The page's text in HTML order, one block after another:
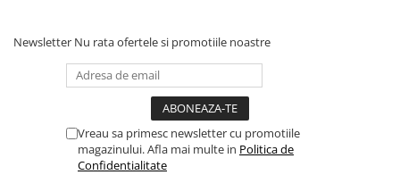
Newsletter Nu rata ofertele si promotiile noastre
Vreau sa primesc newsletter cu promotiile
magazinului. Afla mai multe in Politica de
Confidentialitate